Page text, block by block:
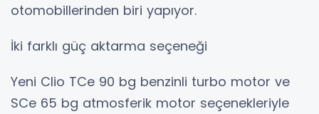
otomobillerinden biri yapıyor.
İki farklı güç aktarma seçeneği
Yeni Clio TCe 90 bg benzinli turbo motor ve
SCe 65 bg atmosferik motor seçenekleriyle